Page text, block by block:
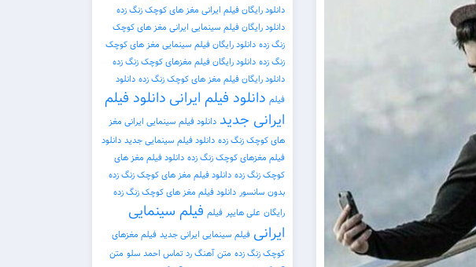
دانلود رایگان فیلم ایرانی مغز های کوچک زنگ زده
دانلود رایگان فیلم سینمایی ایرانی مغز های کوچک
زنگ زده دانلود رایگان فیلم سینمایی مغز های کوچک
زنگ زده دانلود رایگان فیلم مغزهای کوچک زنگ زده
دانلود رایگان فیلم مغز های کوچک زنگ زده دانلود
فیلم دانلود فیلم ایرانی دانلود فیلم
ایرانی جدید دانلود فیلم سینمایی ایرانی مغز
های کوچک زنگ زده دانلود فیلم سینمایی جدید دانلود
فیلم مغزهای کوچک زنگ زده دانلود فیلم مغز های
کوچک زنگ زده دانلود فیلم مغز های کوچک زنگ زده
بدون سانسور دانلود فیلم مغز های کوچک زنگ زده
رایگان علی هایپر فیلم فیلم سینمایی
ایرانی فیلم سینمایی ایرانی جدید فیلم مغزهای
کوچک زنگ زده متن آهنگ رد تماس احمد سلو متن